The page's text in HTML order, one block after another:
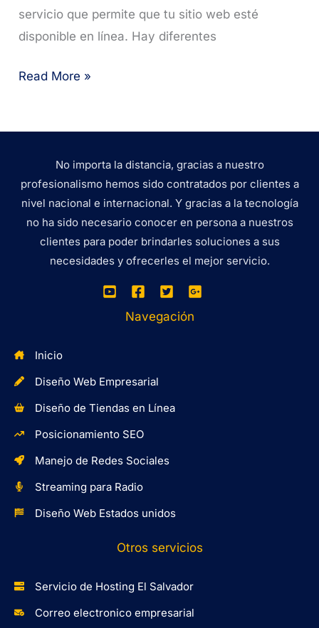
servicio que permite que tu sitio web esté
disponible en línea. Hay diferentes
Elige
Hosting
para
tu
empresa:
sitio
en
línea!!
Read More »
No importa la distancia, gracias a nuestro
profesionalismo hemos sido contratados por clientes a
nivel nacional e internacional. Y gracias a la tecnología
no ha sido necesario conocer en persona a nuestros
clientes para poder brindarles soluciones a sus
necesidades y ofrecerles el mejor servicio.
Navegación
Inicio
Diseño Web Empresarial
Diseño de Tiendas en Línea
Posicionamiento SEO
Manejo de Redes Sociales
Streaming para Radio
Diseño Web Estados unidos
Otros servicios
Servicio de Hosting El Salvador
Correo electronico empresarial